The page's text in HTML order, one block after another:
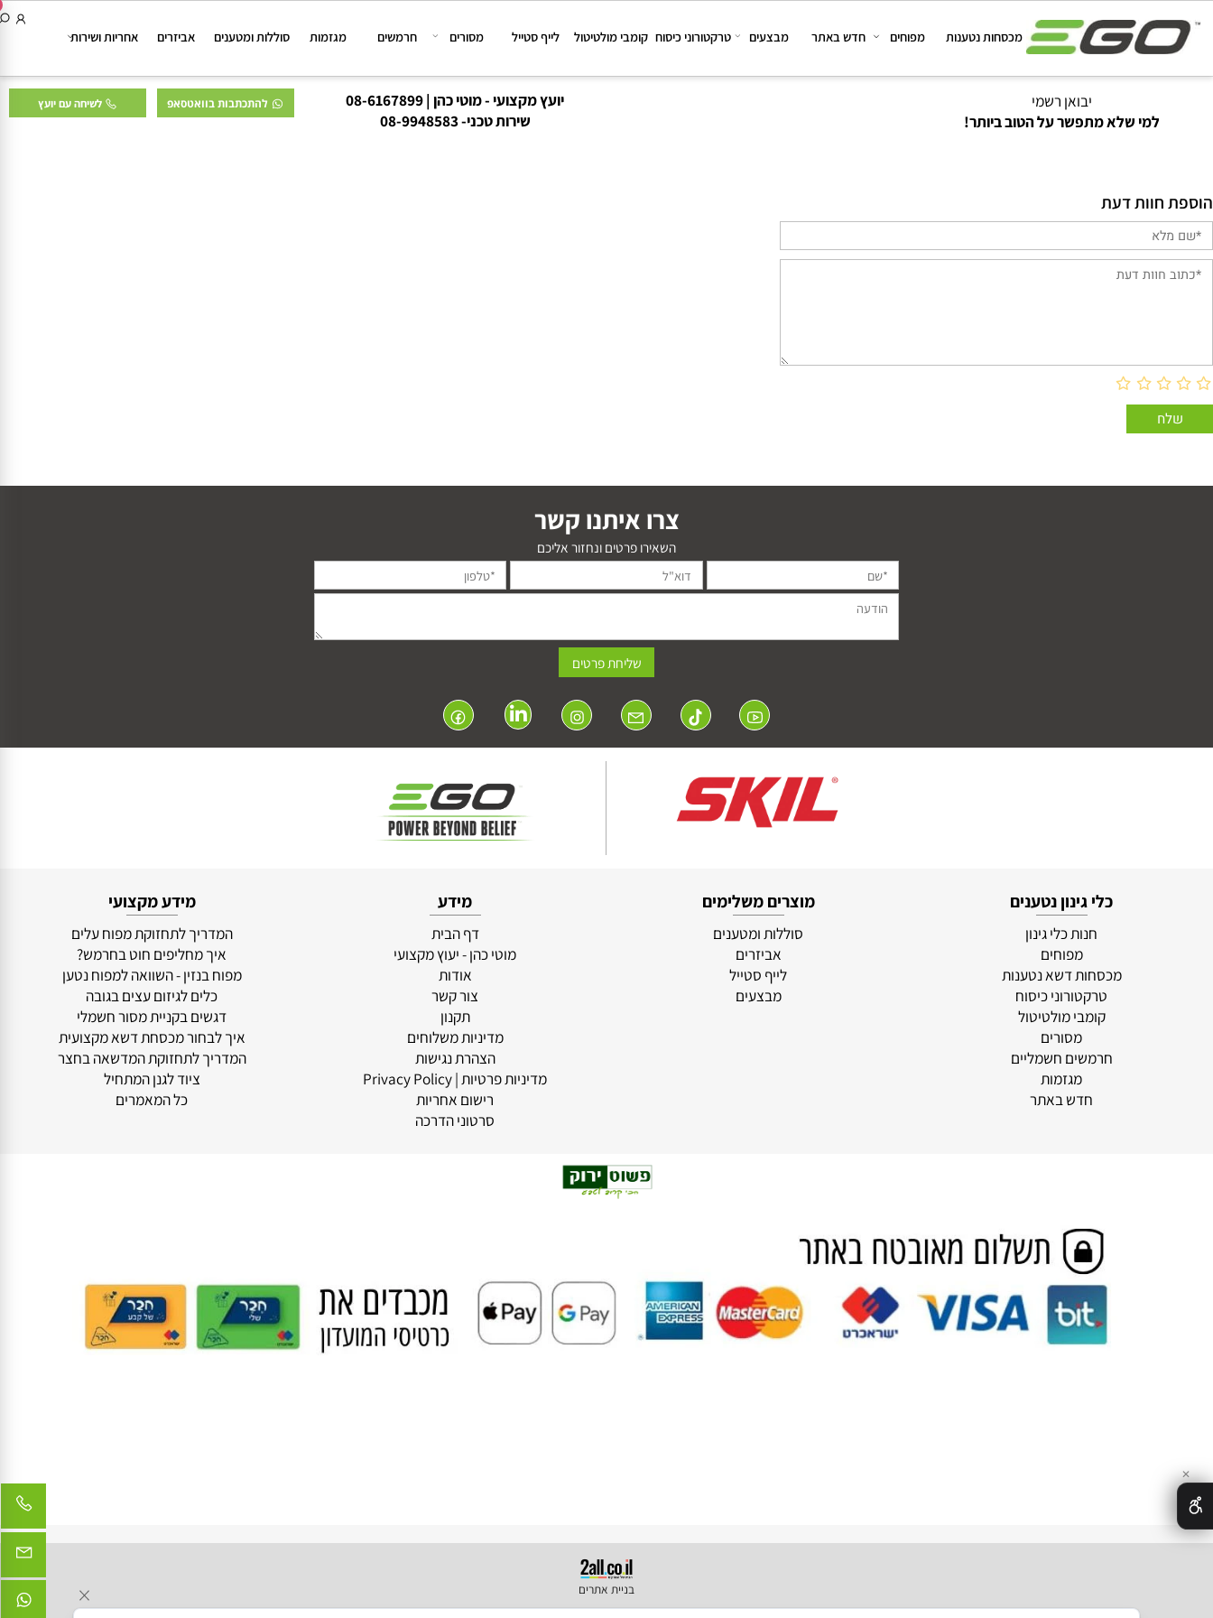
יבואן רשמי
למי שלא מתפשר על הטוב ביותר!
יועץ מקצועי - מוטי כהן | 08-6167899
שירות טכני-08-9948583
להתכתבות בוואטסאפ לשיחה עם יועץ
מכסחות נטענות מפוחים חדש באתר מבצעים טרקטורוני כיסוח קומבי מולטיטול לייף סטייל מסורים חרמשים מגזמות סוללות ומטענים אביזרים אחריות ושירות
דעת
צרו איתנו קשר
השאירו פרטים ונחזור אליכם
כלי גינון נטענים
חנות כלי גינון
מפוחים
מכסחות דשא נטענות
טרקטורוני כיסוח
קומבי מולטיטול
חרמשים חשמליים
מוצרים משלימים
סוללות ומטענים
אביזרים
מידע
דף הבית
מוטי כהן - יעוץ מקצועי
אודות
צור קשר
תקנון
מדיניות משלוחים
הצהרת נגישות
מדיניות פרטיות| Privacy Policy
מידע מקצועי
המדריך לתחזוקת מפוח עלים
איך מחליפים חוט בחרמש?
מפוח בנזין - השוואה למפוח נטען
כלים לגיזום עצים בגובה
דגשים בקניית מסור חשמלי
איך לבחור מכסחת דשא מקצועית
המדריך לתחזוקת המדשאה בחצר